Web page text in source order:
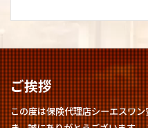
ご挨拶
この度は保険代理店シーエスワ